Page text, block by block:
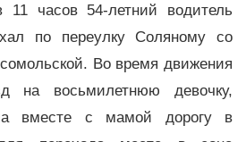
11 часов 54-летний водитель
по переулку Соляному со
Во время движения
на восьмилетнюю девочку,
вместе с мамой дорогу в